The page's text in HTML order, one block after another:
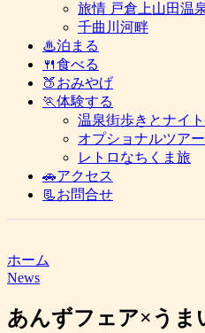
旅情 戸倉上山田温
千曲川河畔
♨泊まる
🍴食べる
🍑おみやげ
🏃体験する
温泉街歩きとナイ
オプショナルツアー
レトロなちくま旅
🚗アクセス
📃お問合せ
ホーム
News
あんずフェア×うま